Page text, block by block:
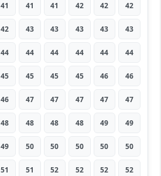
41 41 41 42 42 42
42 43 43 43 43 43
44 44 44 44 44 44
45 45 45 45 46 46
46 47 47 47 47 47
48 48 48 48 49 49
49 50 50 50 50 50
51 51 52 52 52 52